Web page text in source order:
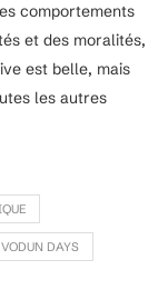
comportements
et des moralités,
est belle, mais
les autres
VODUN DAYS